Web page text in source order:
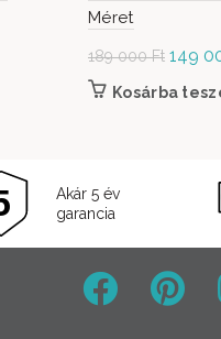
Méret
189 000Ft
price
149
Kosárba
Akár 5 év
garancia